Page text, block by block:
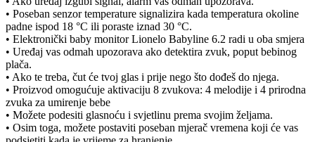
• Poseban senzor temperature signalizira kada temperatura okoline
padne ispod 18 °C ili poraste iznad 30 °C.
• Elektronički baby monitor Lionelo Babyline 6.2 radi u oba smjera
• Uređaj vas odmah upozorava ako detektira zvuk, poput bebinog
plača.
• Ako te treba, čut će tvoj glas i prije nego što dođeš do njega.
• Proizvod omogućuje aktivaciju 8 zvukova: 4 melodije i 4 prirodna
zvuka za umirenje bebe
• Možete podesiti glasnoću i svjetlinu prema svojim željama.
• Osim toga, možete postaviti poseban mjerač vremena koji će vas